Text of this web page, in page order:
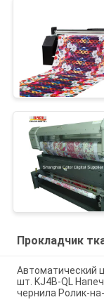
Прокладчик
Автоматический
шт. KJ4B-QL
чернила Ролик-